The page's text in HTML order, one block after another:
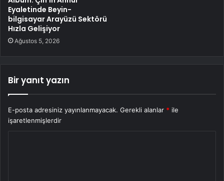
Eyaletinde Beyin-
bilgisayar Arayüzü Sektörü
Hızla Gelişiyor
Ağustos 5, 2026
Bir yanıt yazın
E-posta adresiniz yayınlanmayacak. Gerekli alanlar * ile
işaretlenmişlerdir